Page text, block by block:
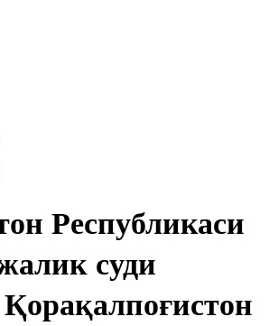
Республикаси
суди
Қорақалпоғистон